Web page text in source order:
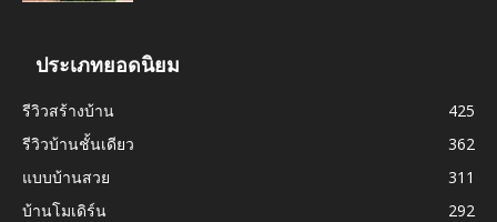
ประเภทยอดนิยม
รีวิวสร้างบ้าน
425
รีวิวบ้านชั้นเดียว
362
แบบบ้านสวย
311
บ้านโมเดิร์น
292